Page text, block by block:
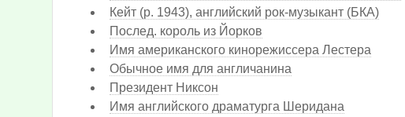
Кейт (р. 1943), английский рок-музыкант (БКА)
Послед. король из Йорков
Имя американского кинорежиссера Лестера
Обычное имя для англичанина
Президент Никсон
Имя английского драматурга Шеридана